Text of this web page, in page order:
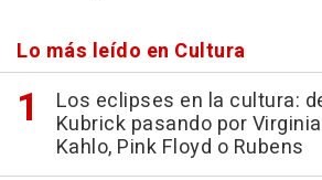
Lo más leído en Cultura
Los eclipses en la cultura:
Kubrick pasando por
Kahlo, Pink Floyd o Rubens